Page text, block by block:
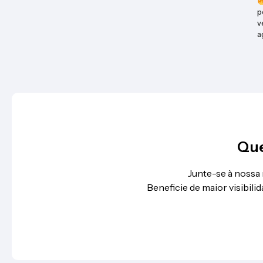
Junte-se à
Beneficie de maior